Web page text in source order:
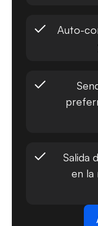
Auto-
Salida
en la